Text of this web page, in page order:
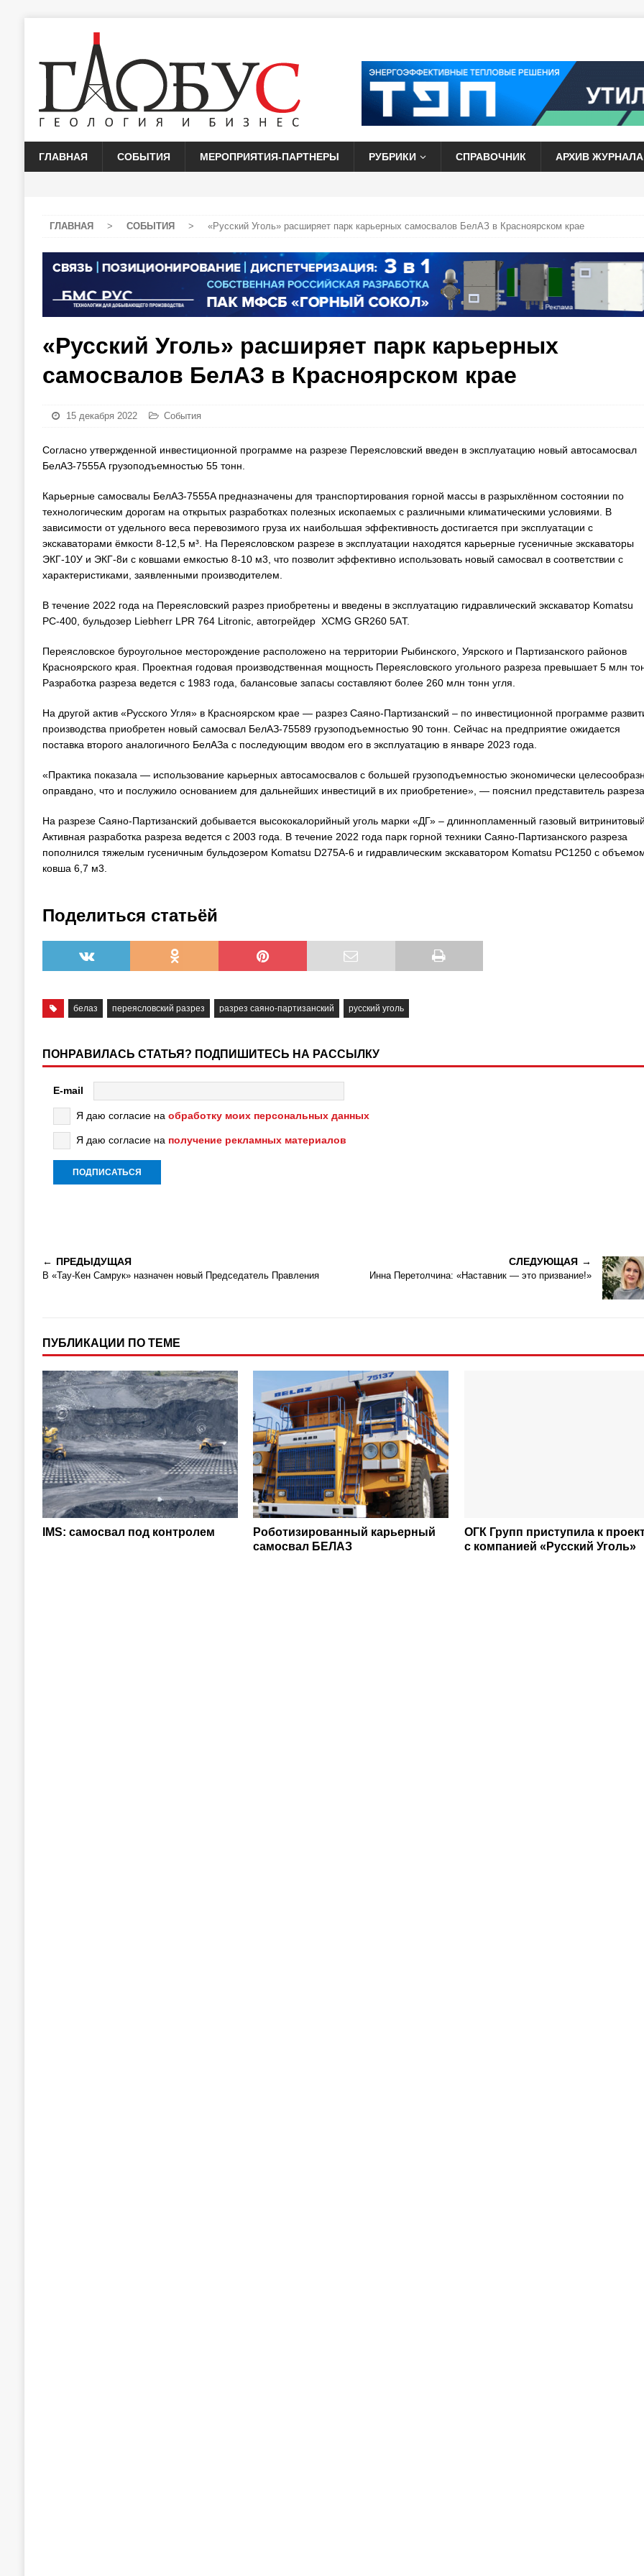
ГЛАВНАЯ СОБЫТИЯ МЕРОПРИЯТИЯ-ПАРТНЕРЫ РУБРИКИ СПРАВОЧНИК АРХИВ ЖУРНАЛА
ГЛАВНАЯ > СОБЫТИЯ > «Русский Уголь» расширяет парк карьерных самосвалов БелАЗ в Красноярском крае
«Русский Уголь» расширяет парк карьерных
самосвалов БелАЗ в Красноярском крае
15 декабря 2022 События
Согласно утвержденной инвестиционной программе на разрезе Переясловский введен в эксплуатацию новый автосамосвал
БелАЗ-7555А грузоподъемностью 55 тонн.
Карьерные самосвалы БелАЗ-7555A предназначены для транспортирования горной массы в разрыхлённом состоянии по
технологическим дорогам на открытых разработках полезных ископаемых с различными климатическими условиями. В
зависимости от удельного веса перевозимого груза их наибольшая эффективность достигается при эксплуатации с
экскаваторами ёмкости 8-12,5 м³. На Переясловском разрезе в эксплуатации находятся карьерные гусеничные экскаваторы
ЭКГ-10У и ЭКГ-8и с ковшами емкостью 8-10 м3, что позволит эффективно использовать новый самосвал в соответствии с
характеристиками, заявленными производителем.
В течение 2022 года на Переясловский разрез приобретены и введены в эксплуатацию гидравлический экскаватор Komatsu
РС-400, бульдозер Liebherr LPR 764 Litronic, автогрейдер XCMG GR260 5AТ.
Переясловское буроугольное месторождение расположено на территории Рыбинского, Уярского и Партизанского районов
Красноярского края. Проектная годовая производственная мощность Переясловского угольного разреза превышает 5 млн
Разработка разреза ведется с 1983 года, балансовые запасы составляют более 260 млн тонн угля.
На другой актив «Русского Угля» в Красноярском крае — разрез Саяно-Партизанский – по инвестиционной программе
производства приобретен новый самосвал БелАЗ-75589 грузоподъемностью 90 тонн. Сейчас на предприятие ожидается
поставка второго аналогичного БелАЗа с последующим вводом его в эксплуатацию в январе 2023 года.
«Практика показала — использование карьерных автосамосвалов с большей грузоподъемностью экономически
оправдано, что и послужило основанием для дальнейших инвестиций в их приобретение», — пояснил представитель
На разрезе Саяно-Партизанский добывается высококалорийный уголь марки «ДГ» – длиннопламенный газовый
Активная разработка разреза ведется с 2003 года. В течение 2022 года парк горной техники Саяно-Партизанского разреза
пополнился тяжелым гусеничным бульдозером Komatsu D275A-6 и гидравлическим экскаватором Komatsu РС1250 с
ковша 6,7 м3.
Поделиться статьёй
белаз переясловский разрез разрез саяно-партизанский русский уголь
ПОНРАВИЛАСЬ СТАТЬЯ? ПОДПИШИТЕСЬ НА РАССЫЛКУ
E-mail
Я даю согласие на обработку моих персональных данных
Я даю согласие на получение рекламных материалов
ПРЕДЫДУЩАЯ
В «Тау-Кен Самрук» назначен новый Председатель Правления
СЛЕДУЮЩАЯ
Инна Перетолчина: «Наставник — это призвание!»
ПУБЛИКАЦИИ ПО ТЕМЕ
IMS: самосвал под контролем
Роботизированный карьерный
самосвал БЕЛАЗ
ОГК Групп приступила к
с компанией «Русский Уголь»